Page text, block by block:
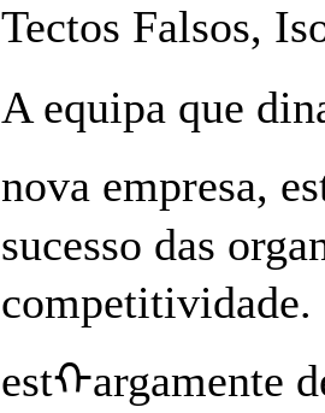
Tectos Falsos,
A equipa que
nova empresa,
sucesso das
competitividade.
estᠬargamente